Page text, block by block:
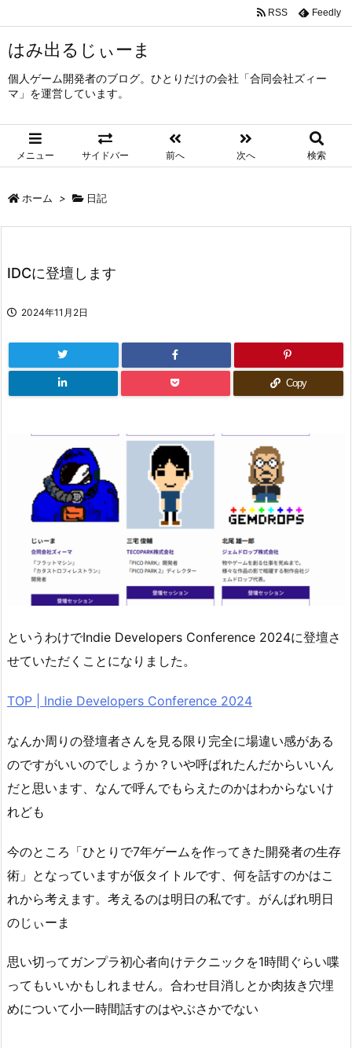
はみ出るじぃーま
個人ゲーム開発者のブログ。ひとりだけの会社「合同会社ズィー
マ」を運営しています。
メニュー サイドバー 前へ 次へ 検索
RSS Feedly
ホーム > 日記
IDCに登壇します
2024年11月2日
Copy
というわけでIndie Developers Conference 2024に登壇さ
せていただくことになりました。
TOP | Indie Developers Conference 2024
なんか周りの登壇者さんを見る限り完全に場違い感がある
のですがいいのでしょうか？いや呼ばれたんだからいいん
だと思います、なんで呼んでもらえたのかはわからないけ
れども
今のところ「ひとりで7年ゲームを作ってきた開発者の生存
術」となっていますが仮タイトルです、何を話すのかはこ
れから考えます。考えるのは明日の私です。がんばれ明日
のじぃーま
思い切ってガンプラ初心者向けテクニックを1時間ぐらい喋
ってもいいかもしれません。合わせ目消しとか肉抜き穴埋
めについて小一時間話すのはやぶさかでない